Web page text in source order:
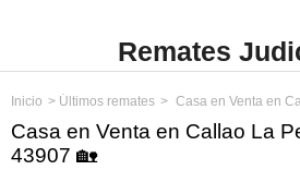
Remates
Inicio Últimos remates Casa en Venta en
Casa en Venta en Callao La
43907 🏡